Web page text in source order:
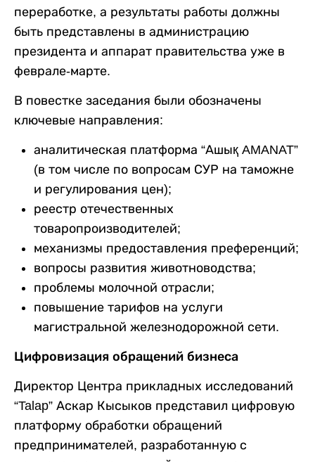
переработке, а результаты работы должны
быть представлены в администрацию
президента и аппарат правительства уже в
феврале-марте.
В повестке заседания были обозначены
ключевые направления:
аналитическая платформа “Ашық AMANAT”
(в том числе по вопросам СУР на таможне
и регулирования цен);
реестр отечественных
товаропроизводителей;
механизмы предоставления преференций;
вопросы развития животноводства;
проблемы молочной отрасли;
повышение тарифов на услуги
магистральной железнодорожной сети.
Цифровизация обращений бизнеса
Директор Центра прикладных исследований
“Talap” Аскар Кысыков представил цифровую
платформу обработки обращений
предпринимателей, разработанную с